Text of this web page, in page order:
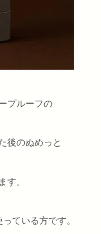
プルーフの
後のぬめっと
す。
ている方です。